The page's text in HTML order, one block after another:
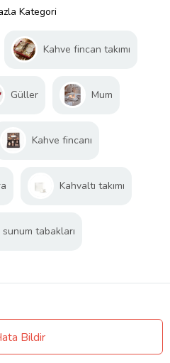
Kategori
Kahve fincan takımı
Güller Mum
Kahve fincanı
Kahvaltı takımı
tabakları
Bildir